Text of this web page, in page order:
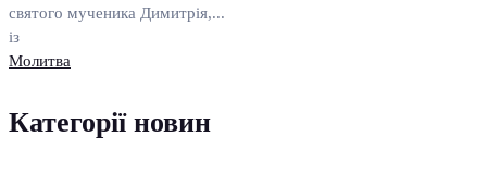
святого мученика Димитрія,...
із
Молитва
Категорії новин